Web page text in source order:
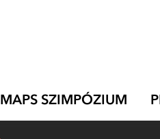
MAPS SZIMPÓZIUM